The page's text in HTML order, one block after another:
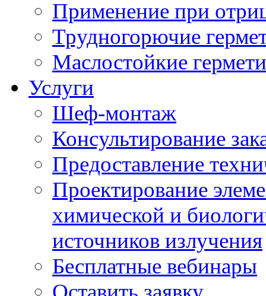
Применение при
Трудногорючие
Маслостойкие
Услуги
Шеф-монтаж
Консультирование
Предоставление
Проектирование
химической и
источников излучения
Бесплатные вебинары